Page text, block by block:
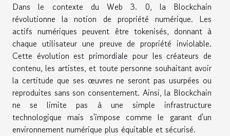
Dans le contexte du Web 3. 0, la Blockchain
révolutionne la notion de propriété numérique. Les
actifs numériques peuvent être tokenisés, donnant à
chaque utilisateur une preuve de propriété inviolable.
Cette évolution est primordiale pour les créateurs de
contenu, les artistes, et toute personne souhaitant avoir
la certitude que ses œuvres ne seront pas usurpées ou
reproduites sans son consentement. Ainsi, la Blockchain
ne se limite pas à une simple infrastructure
technologique mais s'impose comme le garant d'un
environnement numérique plus équitable et sécurisé.